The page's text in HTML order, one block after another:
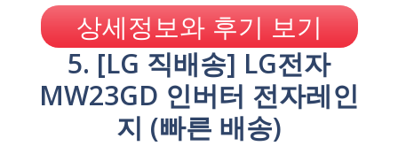
상세정보와 후기 보기
5. [LG 직배송] LG전자
MW23GD 인버터 전자레인
지 (빠른 배송)